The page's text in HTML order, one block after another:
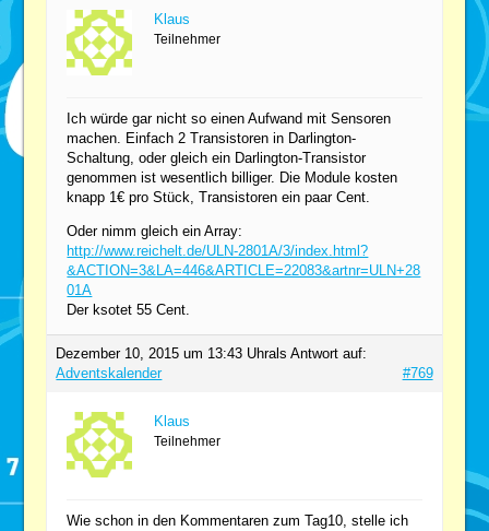
Klaus
Teilnehmer
Ich würde gar nicht so einen Aufwand mit Sensoren
machen. Einfach 2 Transistoren in Darlington-
Schaltung, oder gleich ein Darlington-Transistor
genommen ist wesentlich billiger. Die Module kosten
knapp 1€ pro Stück, Transistoren ein paar Cent.
Oder nimm gleich ein Array:
http://www.reichelt.de/ULN-2801A/3/index.html?
&ACTION=3&LA=446&ARTICLE=22083&artnr=ULN+28
01A
Der ksotet 55 Cent.
Dezember 10, 2015 um 13:43 Uhrals Antwort auf:
Adventskalender
#769
Klaus
Teilnehmer
Wie schon in den Kommentaren zum Tag10, stelle ich